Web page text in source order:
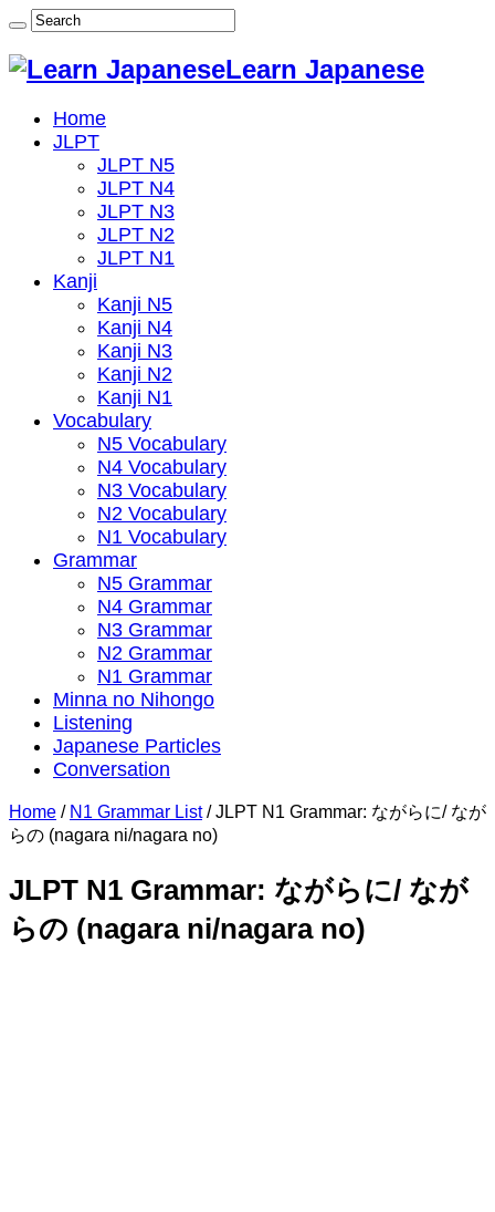
Learn Japanese
Home
JLPT
JLPT N5
JLPT N4
JLPT N3
JLPT N2
JLPT N1
Kanji
Kanji N5
Kanji N4
Kanji N3
Kanji N2
Kanji N1
Vocabulary
N5 Vocabulary
N4 Vocabulary
N3 Vocabulary
N2 Vocabulary
N1 Vocabulary
Grammar
N5 Grammar
N4 Grammar
N3 Grammar
N2 Grammar
N1 Grammar
Minna no Nihongo
Listening
Japanese Particles
Conversation
Home / N1 Grammar List / JLPT N1 Grammar: ながらに/ なが
らの (nagara ni/nagara no)
JLPT N1 Grammar: ながらに/ なが
らの (nagara ni/nagara no)